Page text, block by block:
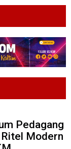
Pedagang
Modern